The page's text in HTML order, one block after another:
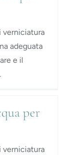
verniciatura
adeguata
e il
per
verniciatura